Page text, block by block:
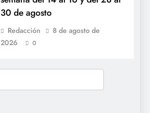
30 de agosto
Redacción
8 de agosto de
2026
0